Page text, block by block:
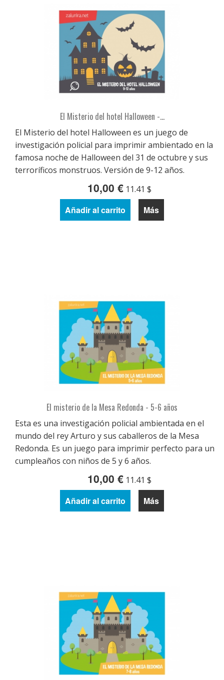
El Misterio del hotel Halloween -...
El Misterio del hotel Halloween es un juego de
investigación policial para imprimir ambientado en la
famosa noche de Halloween del 31 de octubre y sus
terroríficos monstruos. Versión de 9-12 años.
10,00 € 11.41 $
Añadir al carrito Más
El misterio de la Mesa Redonda - 5-6 años
Esta es una investigación policial ambientada en el
mundo del rey Arturo y sus caballeros de la Mesa
Redonda. Es un juego para imprimir perfecto para un
cumpleaños con niños de 5 y 6 años.
10,00 € 11.41 $
Añadir al carrito Más